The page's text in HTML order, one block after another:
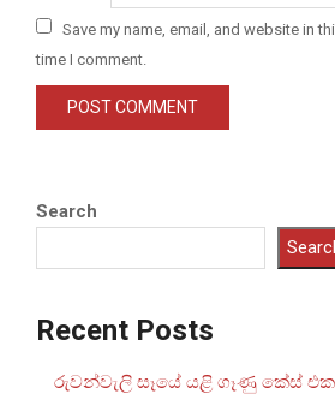
Save my name, email, and website in
time I comment.
Search
Recent Posts
රුවන්වැලි සෑයේ යළි ගෑණු කේස්